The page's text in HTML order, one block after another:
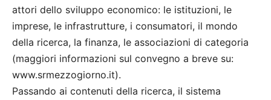
attori dello sviluppo economico: le istituzioni, le
imprese, le infrastrutture, i consumatori, il mondo
della ricerca, la finanza, le associazioni di categoria
(maggiori informazioni sul convegno a breve su:
www.srmezzogiorno.it).
Passando ai contenuti della ricerca, il sistema